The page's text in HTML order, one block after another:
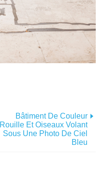
Bâtiment De Couleur
Rouille Et Oiseaux Volant
Sous Une Photo De Ciel
Bleu